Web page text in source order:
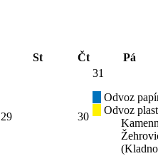
St Čt
Pá
29 30
31
Odvoz
Odvoz